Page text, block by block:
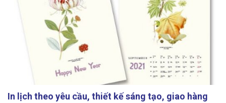
In lịch theo yêu cầu, thiết kế sáng tạo, giao hàng